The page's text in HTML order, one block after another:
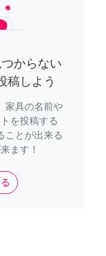
からない
稿しよう
家具の名前や
を投稿する
ことが出来る
ます！